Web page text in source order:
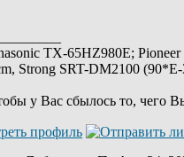
TX-65HZ980E;
Strong SRT-DM2100
у Вас сбылось то, чего